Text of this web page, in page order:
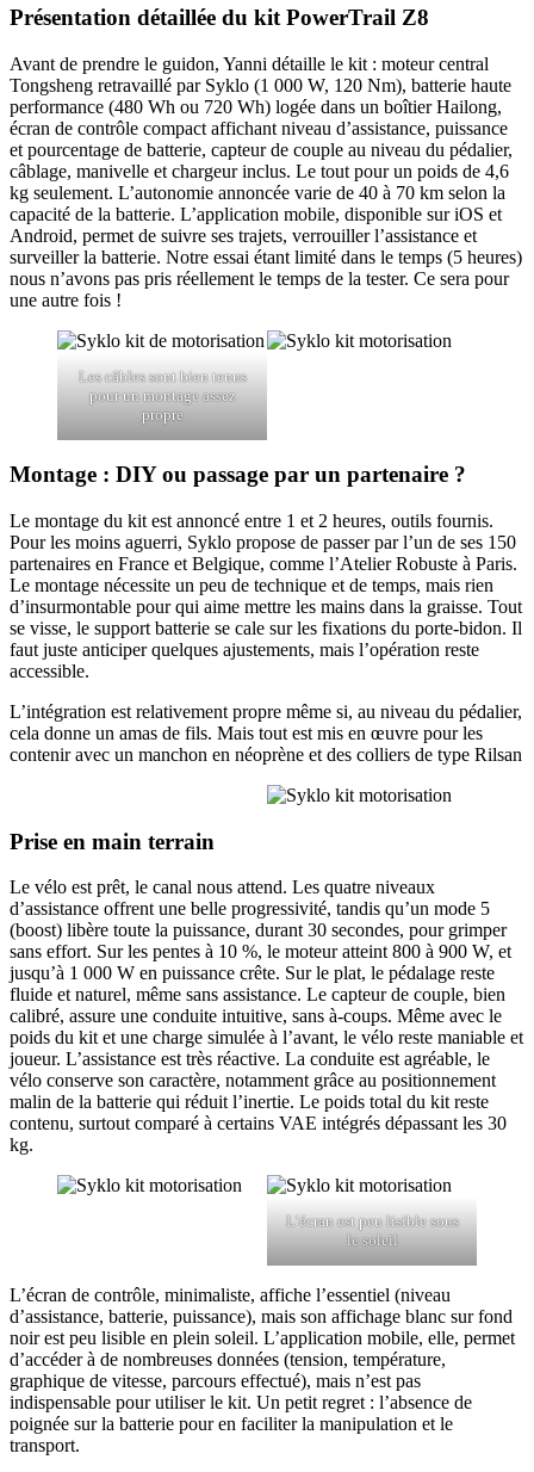
Présentation détaillée du kit PowerTrail Z8
Avant de prendre le guidon, Yanni détaille le kit : moteur central
Tongsheng retravaillé par Syklo (1 000 W, 120 Nm), batterie haute
performance (480 Wh ou 720 Wh) logée dans un boîtier Hailong,
écran de contrôle compact affichant niveau d’assistance, puissance
et pourcentage de batterie, capteur de couple au niveau du pédalier,
câblage, manivelle et chargeur inclus. Le tout pour un poids de 4,6
kg seulement. L’autonomie annoncée varie de 40 à 70 km selon la
capacité de la batterie. L’application mobile, disponible sur iOS et
Android, permet de suivre ses trajets, verrouiller l’assistance et
surveiller la batterie. Notre essai étant limité dans le temps (5 heures)
nous n’avons pas pris réellement le temps de la tester. Ce sera pour
une autre fois !
Les câbles sont bien tenus
pour un montage assez
propre
Montage : DIY ou passage par un partenaire ?
Le montage du kit est annoncé entre 1 et 2 heures, outils fournis.
Pour les moins aguerri, Syklo propose de passer par l’un de ses 150
partenaires en France et Belgique, comme l’Atelier Robuste à Paris.
Le montage nécessite un peu de technique et de temps, mais rien
d’insurmontable pour qui aime mettre les mains dans la graisse. Tout
se visse, le support batterie se cale sur les fixations du porte-bidon. Il
faut juste anticiper quelques ajustements, mais l’opération reste
accessible.
L’intégration est relativement propre même si, au niveau du pédalier,
cela donne un amas de fils. Mais tout est mis en œuvre pour les
contenir avec un manchon en néoprène et des colliers de type Rilsan
Prise en main terrain
Le vélo est prêt, le canal nous attend. Les quatre niveaux
d’assistance offrent une belle progressivité, tandis qu’un mode 5
(boost) libère toute la puissance, durant 30 secondes, pour grimper
sans effort. Sur les pentes à 10 %, le moteur atteint 800 à 900 W, et
jusqu’à 1 000 W en puissance crête. Sur le plat, le pédalage reste
fluide et naturel, même sans assistance. Le capteur de couple, bien
calibré, assure une conduite intuitive, sans à-coups. Même avec le
poids du kit et une charge simulée à l’avant, le vélo reste maniable et
joueur. L’assistance est très réactive. La conduite est agréable, le
vélo conserve son caractère, notamment grâce au positionnement
malin de la batterie qui réduit l’inertie. Le poids total du kit reste
contenu, surtout comparé à certains VAE intégrés dépassant les 30
kg.
L’écran est peu lisible sous
le soleil
L’écran de contrôle, minimaliste, affiche l’essentiel (niveau
d’assistance, batterie, puissance), mais son affichage blanc sur fond
noir est peu lisible en plein soleil. L’application mobile, elle, permet
d’accéder à de nombreuses données (tension, température,
graphique de vitesse, parcours effectué), mais n’est pas
indispensable pour utiliser le kit. Un petit regret : l’absence de
poignée sur la batterie pour en faciliter la manipulation et le
transport.